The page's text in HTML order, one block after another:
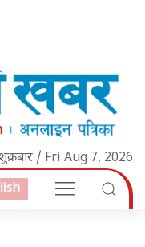
शुक्रबार / Fri Aug 7, 2026